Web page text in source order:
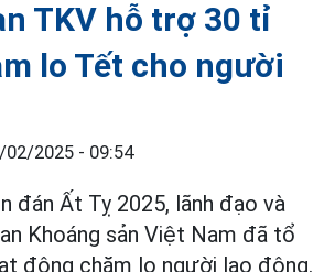
TKV hỗ trợ 30 tỉ
lo Tết cho người
02/2025 - 09:54
đán Ất Tỵ 2025, lãnh đạo và
Khoáng sản Việt Nam đã tổ
động chăm lo người lao động.